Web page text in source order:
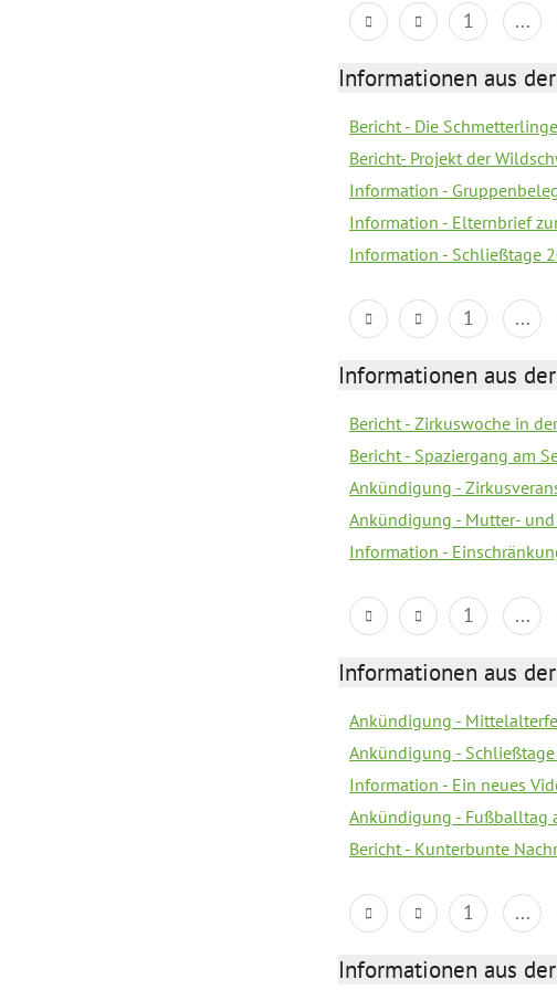
1 ...
Informationen aus
Bericht - Die
Bericht- Projekt der
Information -
Information - Elternbrief
Information - Schließtage
1 ...
Informationen aus
Bericht - Zirkuswoche in
Bericht - Spaziergang am
Ankündigung -
Ankündigung - Mutter-
Information -
1 ...
Informationen aus
Ankündigung -
Ankündigung -
Information - Ein neues
Ankündigung - Fußballtag
Bericht - Kunterbunte
1 ...
Informationen aus